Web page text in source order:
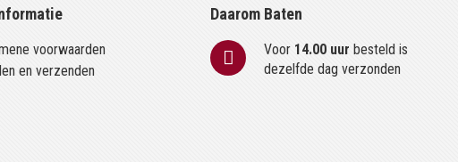
voorwaarden
en verzenden
Daarom Baten
Voor 14.00 uur besteld is
dezelfde dag verzonden